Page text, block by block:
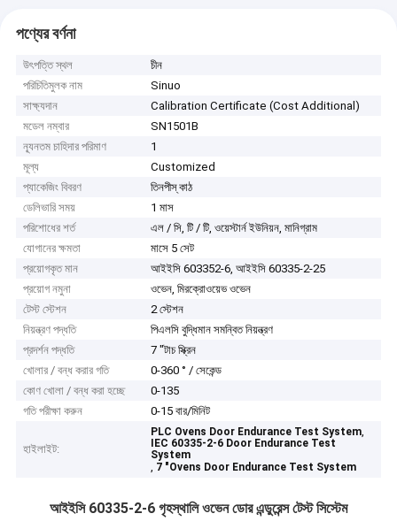
পণ্যের বর্ণনা
উৎপত্তি স্থল
চীন
পরিচিতিমুলক নাম
Sinuo
সাক্ষ্যদান
Calibration Certificate (Cost Additional)
মডেল নম্বার
SN1501B
ন্যূনতম চাহিদার পরিমাণ
1
মূল্য
Customized
প্যাকেজিং বিবরণ
তিনপীস্ কাঠ
ডেলিভারি সময়
1 মাস
পরিশোধের শর্ত
এল / সি, টি / টি, ওয়েস্টার্ন ইউনিয়ন, মানিগ্রাম
যোগানের ক্ষমতা
মাসে 5 সেট
প্রয়োগকৃত মান
আইইসি 603352-6, আইইসি 60335-2-25
প্রয়োগ নমুনা
ওভেন, মিরক্রোওয়েভ ওভেন
টেস্ট স্টেশন
2 স্টেশন
নিয়ন্ত্রণ পদ্ধতি
পিএলসি বুদ্ধিমান সমন্বিত নিয়ন্ত্রণ
প্রদর্শন পদ্ধতি
7 "টাচ স্ক্রিন
খোলার / বন্ধ করার গতি
0-360 ° / সেকেন্ড
কোণ খোলা / বন্ধ করা হচ্ছে
0-135
গতি পরীক্ষা করুন
0-15 বার/মিনিট
হাইলাইট:
PLC Ovens Door Endurance Test System,
IEC 60335-2-6 Door Endurance Test
System
, 7 "Ovens Door Endurance Test System
আইইসি 60335-2-6 গৃহস্থালি ওভেন ডোর এন্ডুরেন্স টেস্ট সিস্টেম